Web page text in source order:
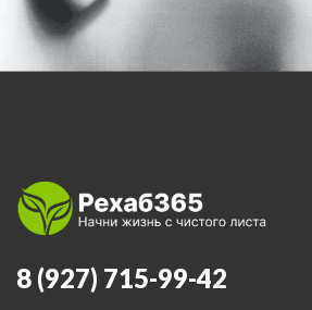
8 (927) 715-99-42